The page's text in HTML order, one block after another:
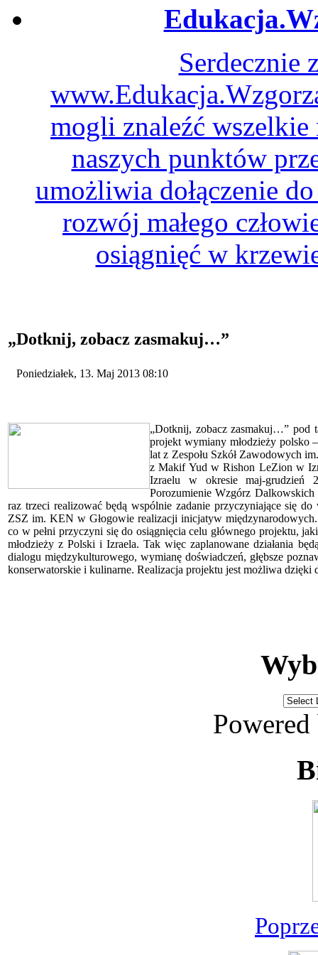
Serdecznie
mogli znaleźć wszelkie
naszych punktów
umożliwia dołączenie
rozwój małego
osiągnięć w
„Dotknij, zobacz zasmakuj…”
Poniedziałek, 13. Maj 2013 08:10
„Dotknij, zobacz zasmakuj…” pod
projekt wymiany młodzieży polsko
lat z Zespołu Szkół Zawodowych
z Makif Yud w Rishon LeZion w
Izraelu w okresie maj-grudzień
Porozumienie Wzgórz
raz trzeci realizować będą wspólnie zadanie przyczyniające się
ZSZ im. KEN w Głogowie realizacji inicjatyw
co w pełni przyczyni się do osiągnięcia celu głównego projektu,
młodzieży z Polski i Izraela. Tak więc zaplanowane działania
dialogu międzykulturowego, wymianę doświadczeń, głębsze
konserwatorskie i kulinarne. Realizacja projektu jest możliwa